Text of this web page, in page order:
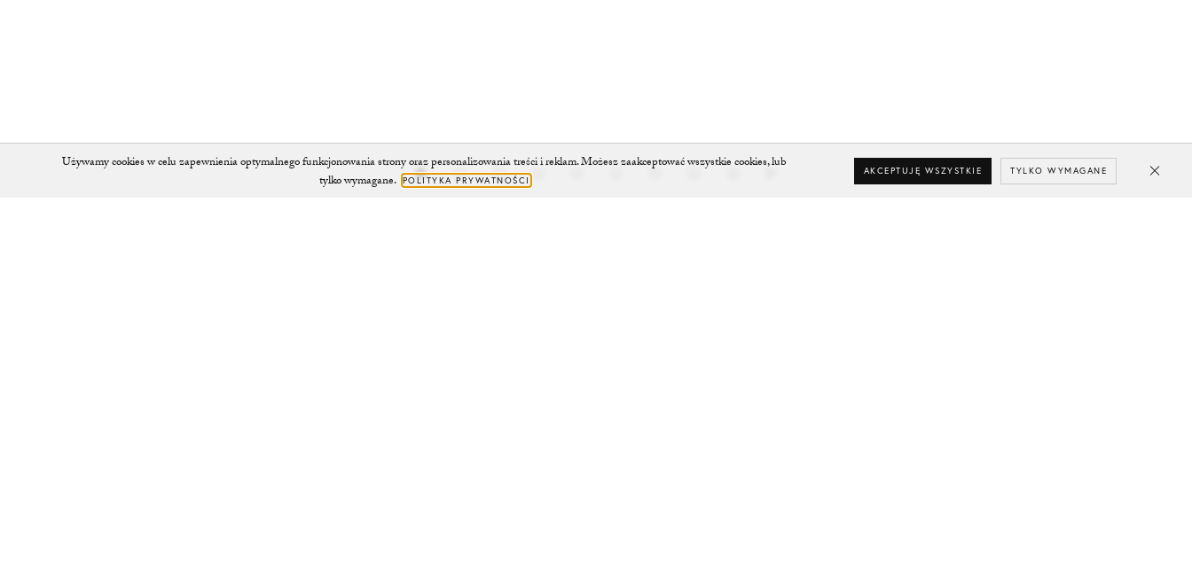
Używamy cookies w celu zapewnienia optymalnego funkcjonowania strony oraz personalizowania treści i reklam. Możesz zaakceptować wszystkie cookies, lub
tylko wymagane. POLITYKA PRYWATNOŚCI
AKCEPTUJĘ WSZYSTKIE TYLKO WYMAGANE Close